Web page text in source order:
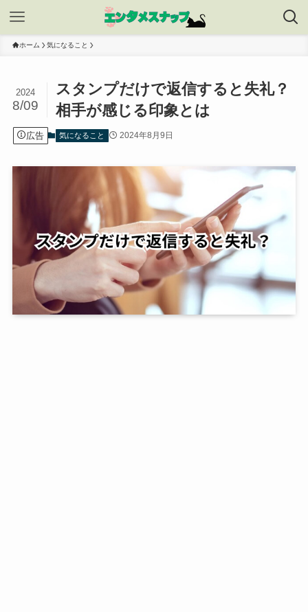
ホーム 気になること
スタンプだけで返信すると失礼？
相手が感じる印象とは
2024
8/09
広告 気になること 2024年8月9日